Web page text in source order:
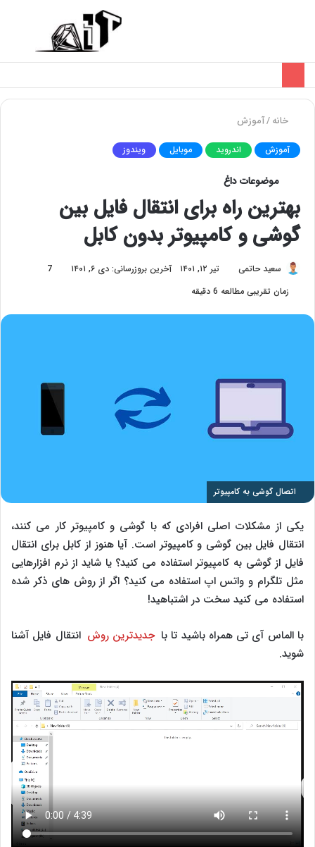
خانه/آموزش
آموزش اندروید موبایل ویندوز
موضوعات داغ
بهترین راه برای انتقال فایل بین
گوشی و کامپیوتر بدون کابل
سعید حاتمی تیر ۱۲, ۱۴۰۱ آخرین بروزرسانی: دی ۶, ۱۴۰۱
7
زمان تقریبی مطالعه 6 دقیقه
اتصال گوشی به کامپیوتر
یکی از مشکلات اصلی افرادی که با گوشی و کامپیوتر کار می کنند،
انتقال فایل بین گوشی و کامپیوتر است. آیا هنوز از کابل برای انتقال
فایل از گوشی به کامپیوتر استفاده می کنید؟ یا شاید از نرم افزارهایی
مثل تلگرام و واتس اپ استفاده می کنید؟ اگر از روش های ذکر شده
استفاده می کنید سخت در اشتباهید!
با الماس آی تی همراه باشید تا با جدیدترین روش انتقال فایل آشنا
شوید.